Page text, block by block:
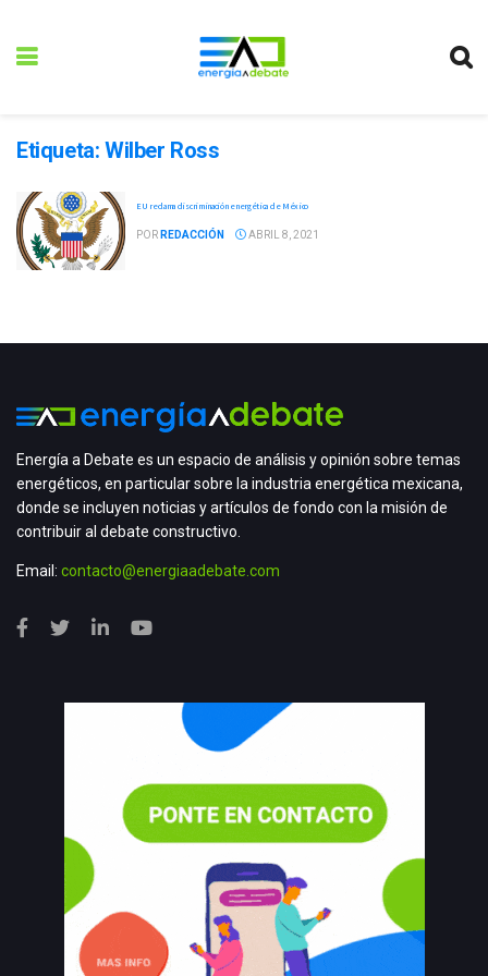
Etiqueta: Wilber Ross
EU reclama discriminación energética de México
POR REDACCIÓN ABRIL 8, 2021
Energía a Debate es un espacio de análisis y opinión sobre temas
energéticos, en particular sobre la industria energética mexicana,
donde se incluyen noticias y artículos de fondo con la misión de
contribuir al debate constructivo.
Email: contacto@energiaadebate.com